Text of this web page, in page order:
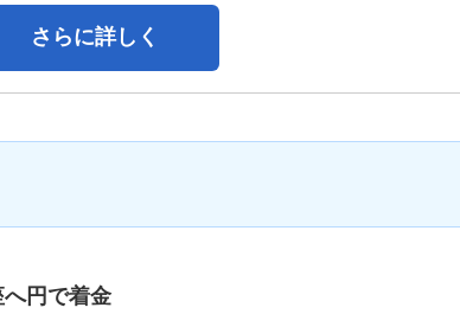
さらに詳しく
円で着金